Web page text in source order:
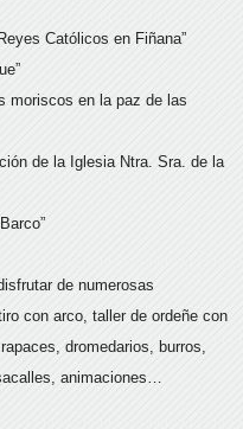
Católicos en Fiñana”
moriscos en la paz de las
de la Iglesia Ntra. Sra. de la
de numerosas
con arco, taller de ordeñe con
dromedarios, burros,
animaciones…